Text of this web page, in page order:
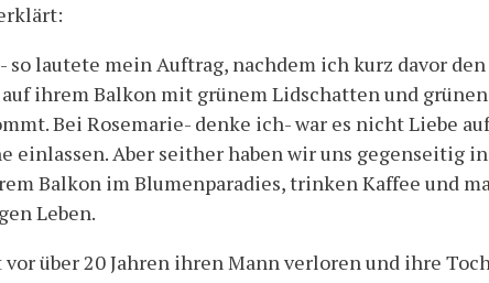
so lautete mein Auftrag, nachdem ich kurz davor
ihrem Balkon mit grünem Lidschatten und
Bei Rosemarie- denke ich- war es nicht Liebe
einlassen. Aber seither haben wir uns gegenseitig
Balkon im Blumenparadies, trinken Kaffee und
Leben.
vor über 20 Jahren ihren Mann verloren und ihre